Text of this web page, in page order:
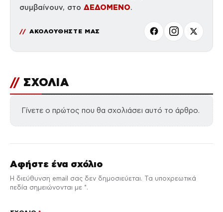
συμβαίνουν, στο ΔΕΔΟΜΕΝΟ.
ΑΚΟΛΟΥΘΗΣΤΕ ΜΑΣ
// ΣΧΟΛΙΑ
Γίνετε ο πρώτος που θα σχολιάσει αυτό το άρθρο.
Αφήστε ένα σχόλιο
Η διεύθυνση email σας δεν δημοσιεύεται. Τα υποχρεωτικά
πεδία σημειώνονται με *.